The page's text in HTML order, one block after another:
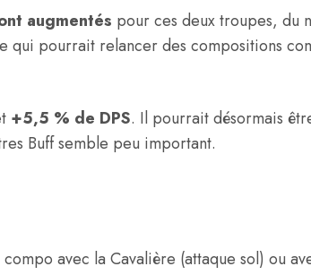
augmentés pour ces deux troupes, du
qui pourrait relancer des compositions
+5,5 % de DPS. Il pourrait désormais
Buff semble peu important.
avec la Cavalière (attaque sol) ou